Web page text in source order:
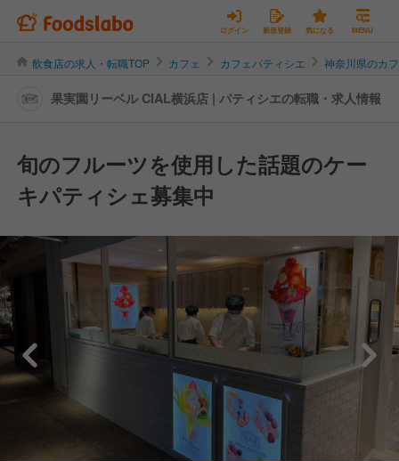
ログイン 新規登録 気になる MENU
飲食店の求人・転職TOP カフェ カフェパティシエ 神奈川県のカ
果実園リーベル CIAL横浜店 | パティシエの転職・求人情報
旬のフルーツを使用した話題のケー
キパティシェ募集中